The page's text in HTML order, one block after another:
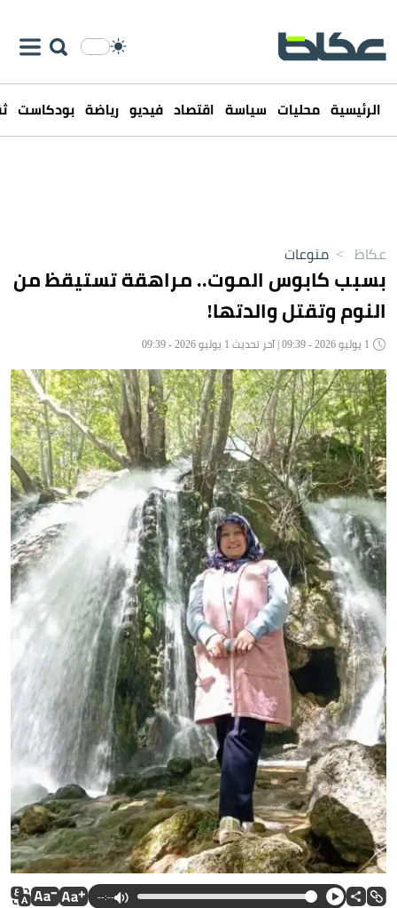
الرئيسية محليات سياسة اقتصاد فيديو رياضة بودكاست
عكاظ > منوعات
بسبب كابوس الموت.. مراهقة تستيقظ من
النوم وتقتل والدتها!
--:--